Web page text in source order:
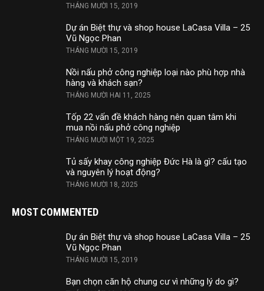
THÁNG MƯỜI 15, 2019
Dự án Biệt thự và shop house LaCasa Villa – 25
Vũ Ngọc Phan
THÁNG MƯỜI 15, 2019
Nồi nấu phở công nghiệp loại nào phù hợp nhà
hàng và khách sạn?
THÁNG MƯỜI HAI 11, 2025
Tốp 22 vấn đề khách hàng nên quan tâm khi
mua nồi nấu phở công nghiệp
THÁNG MƯỜI MỘT 19, 2025
Tủ sấy khay công nghiệp Đức Hà là gì? cấu tạo
và nguyên lý hoạt động?
THÁNG MƯỜI 18, 2025
MOST COMMENTED
Dự án Biệt thự và shop house LaCasa Villa – 25
Vũ Ngọc Phan
THÁNG MƯỜI 15, 2019
Bạn chọn căn hộ chung cư vì những lý do gì?